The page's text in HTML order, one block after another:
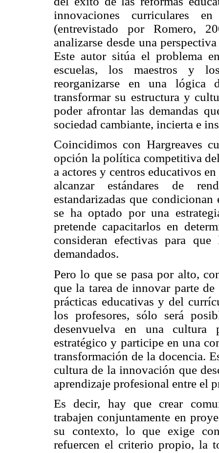
innovaciones curriculares
(entrevistado por Romero,
analizarse desde una
Este autor sitúa el problema
escuelas, los maestros y
reorganizarse en una lógica
transformar su estructura y
poder afrontar las demandas
sociedad cambiante, incierta e
Coincidimos con Hargreaves
opción la política competitiva
a actores y centros educativos
alcanzar estándares de
estandarizadas que
se ha optado por una
pretende capacitarlos en
consideran efectivas para
demandados.
Pero lo que se pasa por alto,
que la tarea de innovar parte
prácticas educativas y del
los profesores, sólo será
desenvuelva en una cultura
estratégico y participe en una
transformación de la docencia.
cultura de la innovación que
aprendizaje profesional entre el
Es decir, hay que crear
trabajen conjuntamente en
su contexto, lo que exige
refuercen el criterio propio, la